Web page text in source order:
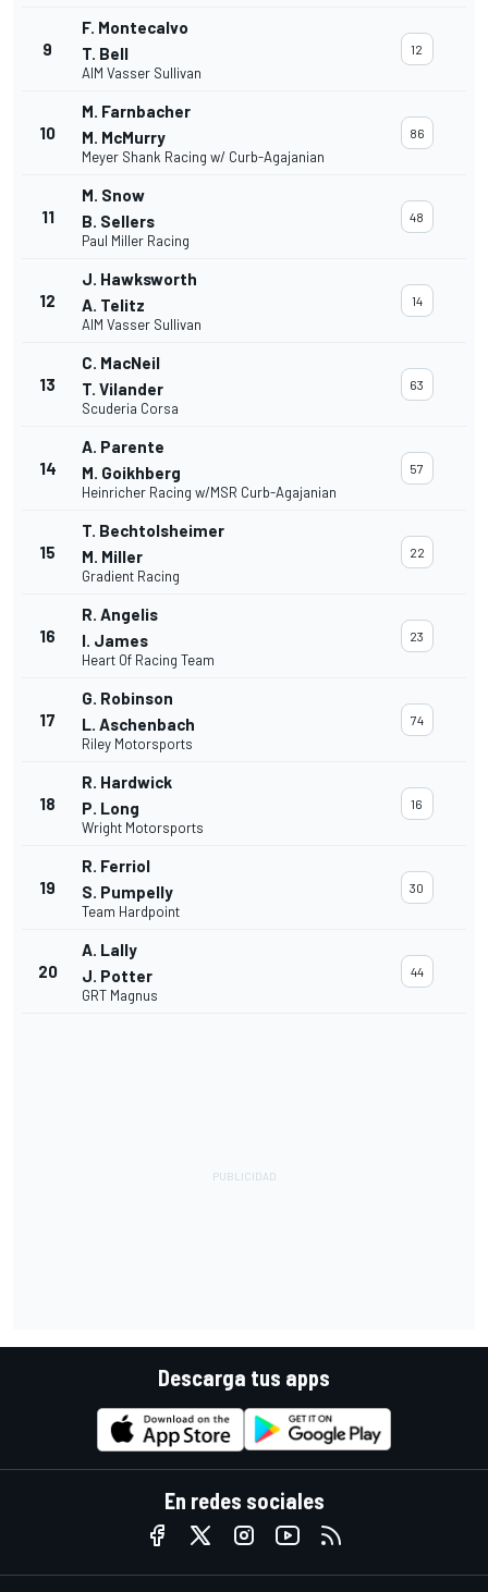
9
F. Montecalvo
T. Bell
AIM Vasser Sullivan
12
10
M. Farnbacher
M. McMurry
Meyer Shank Racing w/ Curb-Agajanian
86
11
M. Snow
B. Sellers
Paul Miller Racing
48
12
J. Hawksworth
A. Telitz
AIM Vasser Sullivan
14
13
C. MacNeil
T. Vilander
Scuderia Corsa
63
14
A. Parente
M. Goikhberg
Heinricher Racing w/MSR Curb-Agajanian
57
15
T. Bechtolsheimer
M. Miller
Gradient Racing
22
16
R. Angelis
I. James
Heart Of Racing Team
23
17
G. Robinson
L. Aschenbach
Riley Motorsports
74
18
R. Hardwick
P. Long
Wright Motorsports
16
19
R. Ferriol
S. Pumpelly
Team Hardpoint
30
20
A. Lally
J. Potter
GRT Magnus
44
Descarga tus apps
En redes sociales